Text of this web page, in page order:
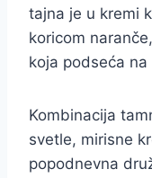
tajna je u kremi
koricom
koja podseća
Kombinacija
svetle, mirisne
popodnevna